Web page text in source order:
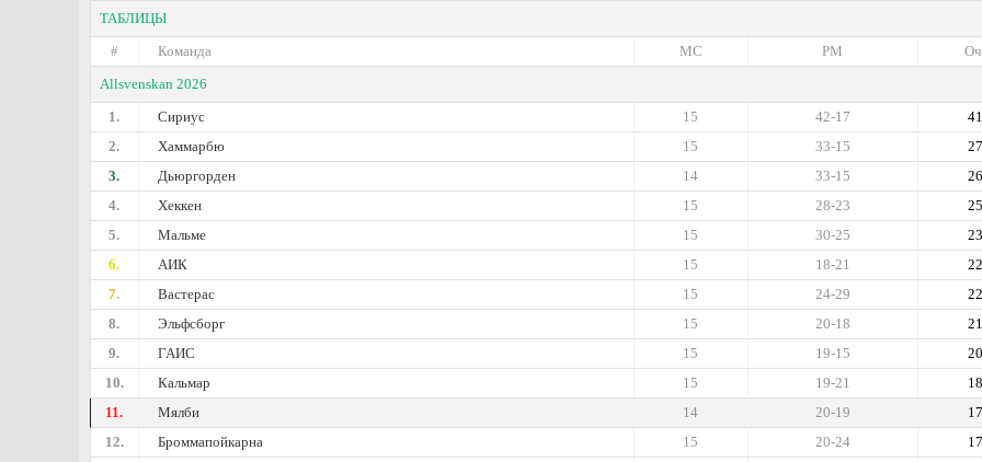
ТАБЛИЦЫ
#
Команда РМ
МС
Allsvenskan 2026
1.
Сириус 41
42-17
15
2.
Хаммарбю 27
33-15
15
3.
Дьюргорден 26
33-15
14
4.
Хеккен 25
28-23
15
5.
Мальме 23
30-25
15
6.
АИК 22
18-21
15
7.
Вастерас 22
24-29
15
8.
Эльфсборг 21
20-18
15
9.
ГАИС 20
19-15
15
10.
Кальмар 18
19-21
15
11.
Мялби 17
20-19
14
12.
Броммапойкарна 17
20-24
15